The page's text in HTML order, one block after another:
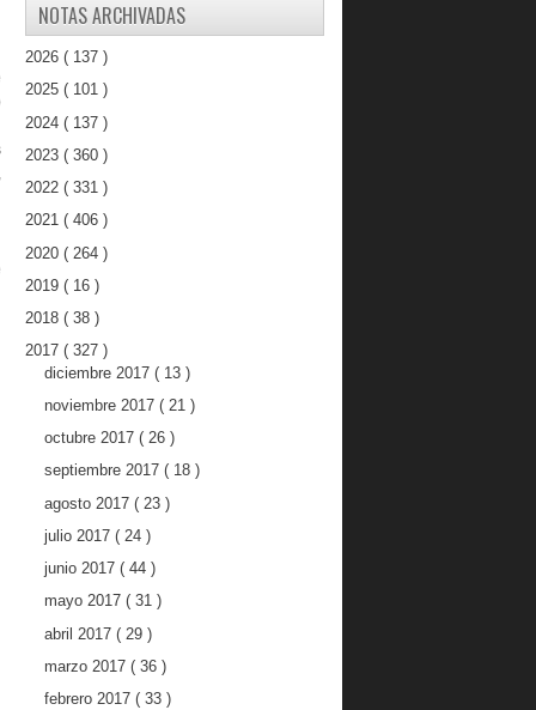
NOTAS ARCHIVADAS
2026 ( 137 )
2025 ( 101 )
2024 ( 137 )
2023 ( 360 )
2022 ( 331 )
2021 ( 406 )
2020 ( 264 )
2019 ( 16 )
2018 ( 38 )
2017 ( 327 )
diciembre 2017 ( 13 )
noviembre 2017 ( 21 )
octubre 2017 ( 26 )
septiembre 2017 ( 18 )
agosto 2017 ( 23 )
julio 2017 ( 24 )
junio 2017 ( 44 )
mayo 2017 ( 31 )
abril 2017 ( 29 )
marzo 2017 ( 36 )
febrero 2017 ( 33 )